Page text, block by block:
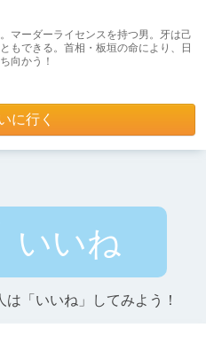
マーダーライセンスを持つ男。牙は己
もできる。首相・板垣の命により、日
向かう！
に行く
いいね
「いいね」してみよう！